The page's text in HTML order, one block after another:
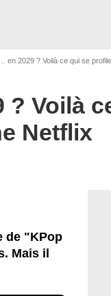
en 2029 ? Voilà ce qui se
Voilà
Netflix
de "KPop
Mais il